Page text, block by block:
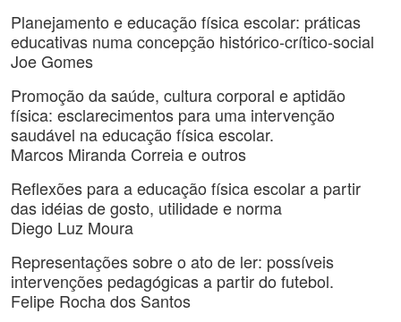
Planejamento e educação física escolar: práticas
educativas numa concepção histórico-crítico-social
Joe Gomes
Promoção da saúde, cultura corporal e aptidão
física: esclarecimentos para uma intervenção
saudável na educação física escolar.
Marcos Miranda Correia e outros
Reflexões para a educação física escolar a partir
das idéias de gosto, utilidade e norma
Diego Luz Moura
Representações sobre o ato de ler: possíveis
intervenções pedagógicas a partir do futebol.
Felipe Rocha dos Santos